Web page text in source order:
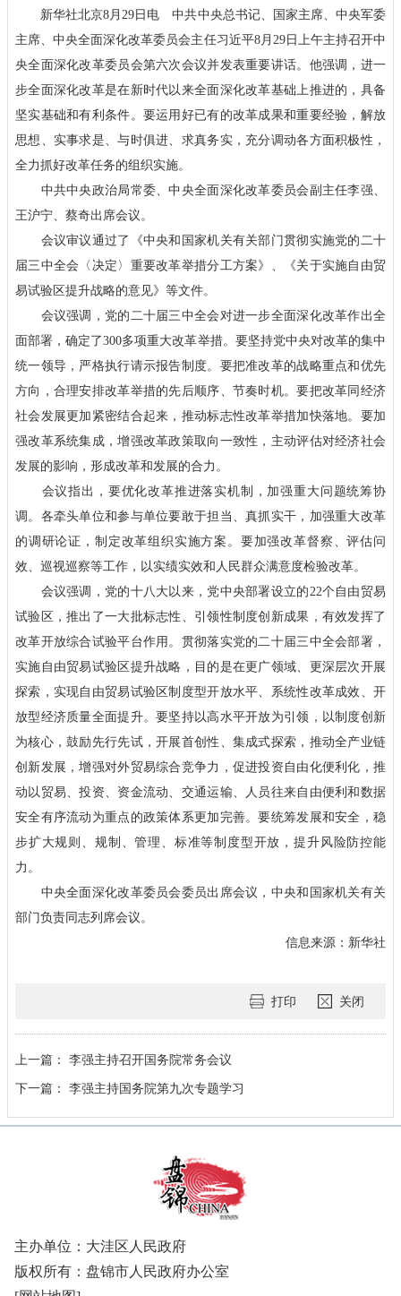
新华社北京8月29日电 中共中央总书记、国家主席、中央军委
主席、中央全面深化改革委员会主任习近平8月29日上午主持召开中
央全面深化改革委员会第六次会议并发表重要讲话。他强调，进一
步全面深化改革是在新时代以来全面深化改革基础上推进的，具备
坚实基础和有利条件。要运用好已有的改革成果和重要经验，解放
思想、实事求是、与时俱进、求真务实，充分调动各方面积极性，
全力抓好改革任务的组织实施。
中共中央政治局常委、中央全面深化改革委员会副主任李强、
王沪宁、蔡奇出席会议。
会议审议通过了《中央和国家机关有关部门贯彻实施党的二十
届三中全会〈决定〉重要改革举措分工方案》、《关于实施自由贸
易试验区提升战略的意见》等文件。
会议强调，党的二十届三中全会对进一步全面深化改革作出全
面部署，确定了300多项重大改革举措。要坚持党中央对改革的集中
统一领导，严格执行请示报告制度。要把准改革的战略重点和优先
方向，合理安排改革举措的先后顺序、节奏时机。要把改革同经济
社会发展更加紧密结合起来，推动标志性改革举措加快落地。要加
强改革系统集成，增强改革政策取向一致性，主动评估对经济社会
发展的影响，形成改革和发展的合力。
会议指出，要优化改革推进落实机制，加强重大问题统筹协
调。各牵头单位和参与单位要敢于担当、真抓实干，加强重大改革
的调研论证，制定改革组织实施方案。要加强改革督察、评估问
效、巡视巡察等工作，以实绩实效和人民群众满意度检验改革。
会议强调，党的十八大以来，党中央部署设立的22个自由贸易
试验区，推出了一大批标志性、引领性制度创新成果，有效发挥了
改革开放综合试验平台作用。贯彻落实党的二十届三中全会部署，
实施自由贸易试验区提升战略，目的是在更广领域、更深层次开展
探索，实现自由贸易试验区制度型开放水平、系统性改革成效、开
放型经济质量全面提升。要坚持以高水平开放为引领，以制度创新
为核心，鼓励先行先试，开展首创性、集成式探索，推动全产业链
创新发展，增强对外贸易综合竞争力，促进投资自由化便利化，推
动以贸易、投资、资金流动、交通运输、人员往来自由便利和数据
安全有序流动为重点的政策体系更加完善。要统筹发展和安全，稳
步扩大规则、规制、管理、标准等制度型开放，提升风险防控能
力。
中央全面深化改革委员会委员出席会议，中央和国家机关有关
部门负责同志列席会议。
信息来源：新华社
打印 关闭
上一篇：
李强主持召开国务院常务会议
下一篇：
李强主持国务院第九次专题学习
主办单位：大洼区人民政府
版权所有：盘锦市人民政府办公室